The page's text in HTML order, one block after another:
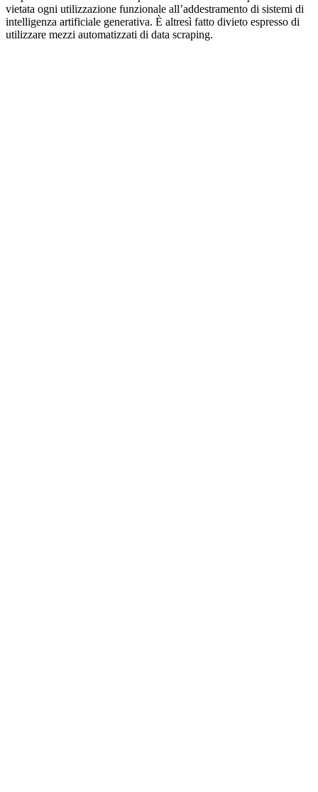
vietata ogni utilizzazione funzionale all’addestramento di sistemi di
intelligenza artificiale generativa. È altresì fatto divieto espresso di
utilizzare mezzi automatizzati di data scraping.